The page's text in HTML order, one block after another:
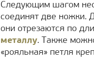
Следующим шагом
соединят две ножки.
они отрезаются по
металлу. Также
«рояльная» петля